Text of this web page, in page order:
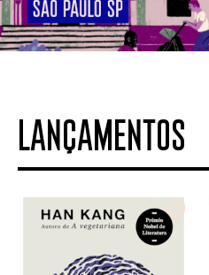
LANÇAMENTOS